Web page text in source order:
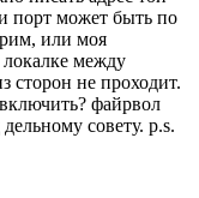
порт может быть по
или моя
между
сторон не проходит.
файрвол
совету. p.s.